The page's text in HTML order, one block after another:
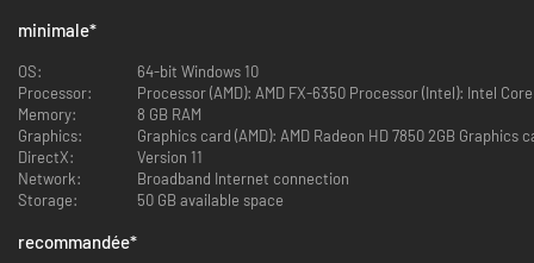
italiennes ou dans le désert d'Arabie. Des environnements entièrement
évolution : que vous cribliez de balles une fortification ou provoquiez de
véritables cratères dans le sol, aucune bataille ne se ressemble.
De vastes batailles multijoueur. Prenez part à des batailles multijoueur
massives pouvant accueillir jusqu'à 64 joueurs. Combattez en tant que
soldat d'infanterie, menez des attaques à cheval et participez à des
combats si intenses et si complexes que vous ne pourrez pas survivre
minimale*
OS:
64-bit Windows 10
Processor:
Processor (AMD): AMD FX-6350 Processor (Intel): Intel
Memory:
8 GB RAM
Graphics:
Graphics card (AMD): AMD Radeon HD 7850 2GB Graphics
DirectX:
Version 11
Network:
Broadband Internet connection
Storage:
50 GB available space
recommandée*